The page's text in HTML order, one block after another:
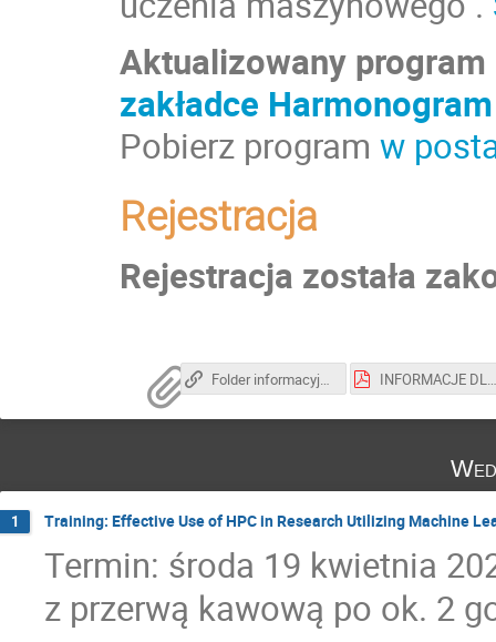
Aktualizowany
zakładce Harmonogram
Pobierz programw
Rejestracja
Rejestracja została
Folder informacyjny - ACK Cyfronet AGH 2023 INFORMACJE DLA
1 Training: Effective Use of HPC in Research Utilizing Machine
Termin: środa 19 kwietnia
z przerwą kawową po ok. 2